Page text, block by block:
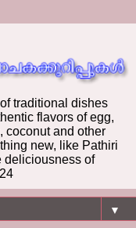
traditional dishes
flavors of egg,
coconut and other
new, like Pathiri
deliciousness of
▼